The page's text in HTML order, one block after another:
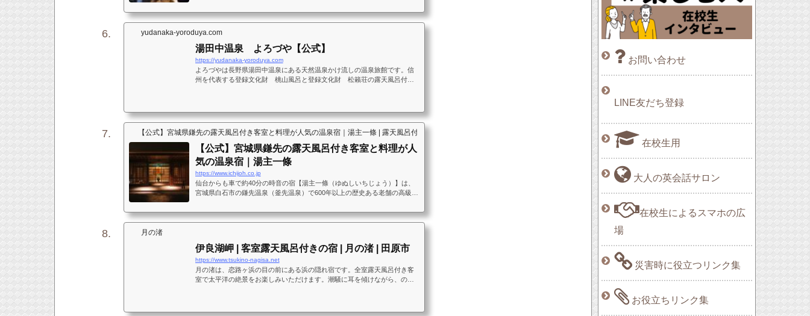
yudanaka-yoroduya.com
湯田中温泉 よろづや【公式】
https://yudanaka-yoroduya.com
よろづやは長野県湯田中温泉にある天然温泉かけ流しの温泉旅館です。信
州を代表する登録文化財 桃山風呂と登録文化財 松籟荘の露天風呂付客
【公式】宮城県鎌先の露天風呂付き客室と料理が人気の温泉宿｜湯主一條 | 露天風呂付客室と個室料亭が人気の老舗宿
【公式】宮城県鎌先の露天風呂付き客室と料理が人
気の温泉宿｜湯主一條
https://www.ichijoh.co.jp
仙台からも車で約40分の時音の宿【湯主一條（ゆぬしいちじょう）】は、
宮城県白石市の鎌先温泉（釜先温泉）で600年以上の歴史ある老舗の高級旅
ラスを獲得した個室料亭で味わえる会席料理が人気です。季節ごとに表情
を変える美しい景色と、「傷に鎌先」といわれるほど良質な温泉をご堪能
月の渚
伊良湖岬 | 客室露天風呂付きの宿 | 月の渚 | 田原市
https://www.tsukino-nagisa.net
月の渚は、恋路ヶ浜の目の前にある浜の隠れ宿です。全室露天風呂付き客
室で太平洋の絶景をお楽しみいただけます。潮騒に耳を傾けながら、のん
お問い合わせ
LINE友だち登録
在校生用
大人の英会話サロン
在校生によるスマホの広
場
災害時に役立つリンク集
お役立ちリンク集